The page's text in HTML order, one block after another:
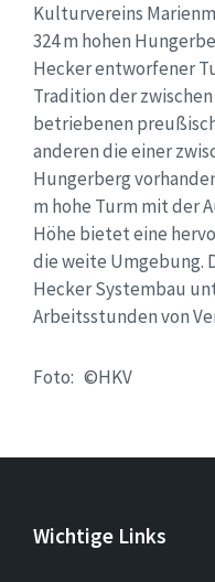
Kulturvereins
324 m hohen
Hecker entworfener
Tradition der
betriebenen
anderen die einer
Hungerberg
m hohe Turm mit der
Höhe bietet eine
die weite Umgebung.
Hecker Systembau
Arbeitsstunden von
Foto: ©HKV
Wichtige Links